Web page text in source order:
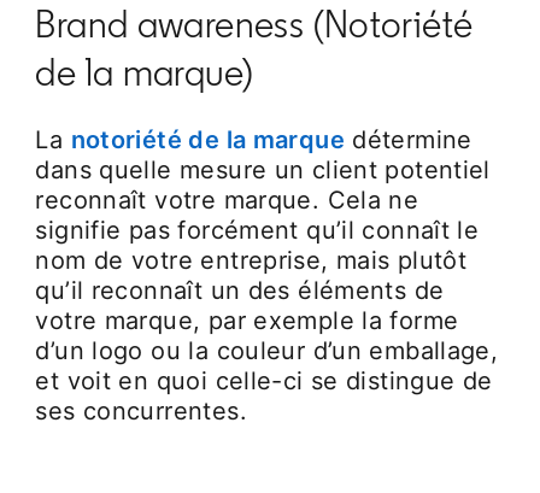
Brand awareness (Notoriété
de la marque)
La notoriété de la marque détermine
dans quelle mesure un client potentiel
reconnaît votre marque. Cela ne
signifie pas forcément qu’il connaît le
nom de votre entreprise, mais plutôt
qu’il reconnaît un des éléments de
votre marque, par exemple la forme
d’un logo ou la couleur d’un emballage,
et voit en quoi celle-ci se distingue de
ses concurrentes.